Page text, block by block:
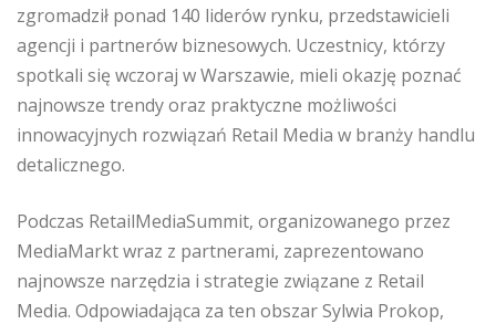
zgromadził ponad 140 liderów rynku, przedstawicieli
agencji i partnerów biznesowych. Uczestnicy, którzy
spotkali się wczoraj w Warszawie, mieli okazję poznać
najnowsze trendy oraz praktyczne możliwości
innowacyjnych rozwiązań Retail Media w branży handlu
detalicznego.
Podczas RetailMediaSummit, organizowanego przez
MediaMarkt wraz z partnerami, zaprezentowano
najnowsze narzędzia i strategie związane z Retail
Media. Odpowiadająca za ten obszar Sylwia Prokop,